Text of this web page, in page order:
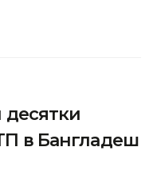
десятки
в Бангладеш